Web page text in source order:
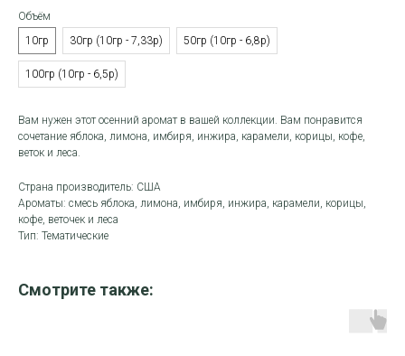
Объём
10гр
30гр (10гр - 7,33р) 50гр (10гр - 6,8р)
100гр (10гр - 6,5р)
Вам нужен этот осенний аромат в вашей коллекции. Вам понравится
сочетание яблока, лимона, имбиря, инжира, карамели, корицы, кофе,
веток и леса.
Страна производитель: США
Ароматы: смесь яблока, лимона, имбиря, инжира, карамели, корицы,
кофе, веточек и леса
Тип: Тематические
Смотрите также: